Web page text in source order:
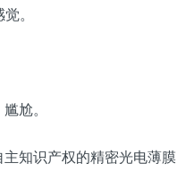
。
尬。
知识产权的精密光电薄膜